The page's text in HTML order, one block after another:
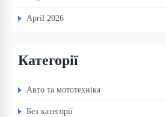
April 2026
Категорії
Авто та мототехніка
Без категорії